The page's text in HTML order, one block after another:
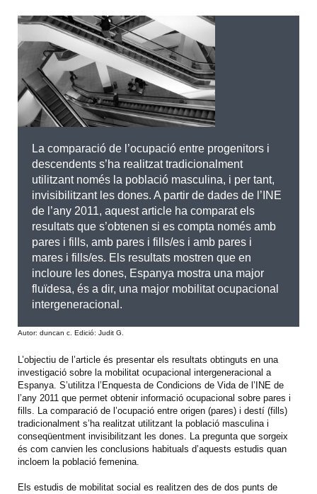
English Español
CERCAR
La comparació de l’ocupació entre progenitors i
descendents s’ha realitzat tradicionalment
utilitzant només la població masculina, i per tant,
invisibilitzant les dones. A partir de dades de l’INE
de l’any 2011, aquest article ha comparat els
resultats que s’obtenen si es compta només amb
pares i fills, amb pares i fills/es i amb pares i
mares i fills/es. Els resultats mostren que en
incloure les dones, Espanya mostra una major
fluïdesa, és a dir, una major mobilitat ocupacional
intergeneracional.
Autor: duncan c. Edició: Judit G.
L’objectiu de l’article és presentar els resultats obtinguts en una
investigació sobre la mobilitat ocupacional intergeneracional a
Espanya. S’utilitza l’Enquesta de Condicions de Vida de l’INE de
l’any 2011 que permet obtenir informació ocupacional sobre pares i
fills. La comparació de l’ocupació entre origen (pares) i destí (fills)
tradicionalment s’ha realitzat utilitzant la població masculina i
conseqüentment invisibilitzant les dones. La pregunta que sorgeix
és com canvien les conclusions habituals d’aquests estudis quan
incloem la població femenina.
Els estudis de mobilitat social es realitzen des de dos punts de